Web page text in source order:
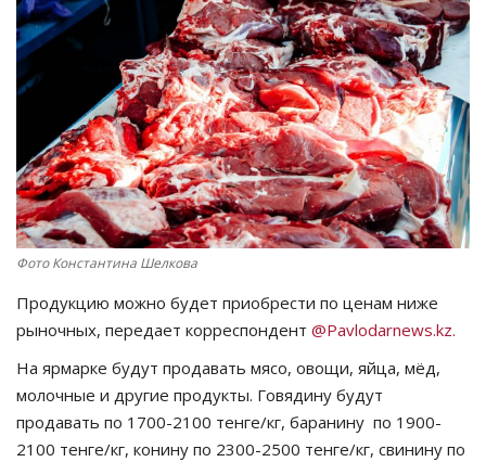
МИР
СПЕЦПРОЕКТЫ
СПОРТ
Чек-лист
РАЗВЛЕЧЕНИЯ
Курултай
Язык
Қазақша
Фото Константина Шелкова
Продукцию можно будет приобрести по ценам ниже
рыночных, передает корреспондент @Pavlodarnews.kz.
На ярмарке будут продавать мясо, овощи, яйца, мёд,
молочные и другие продукты. Говядину будут
продавать по 1700-2100 тенге/кг, баранину по 1900-
2100 тенге/кг, конину по 2300-2500 тенге/кг, свинину по